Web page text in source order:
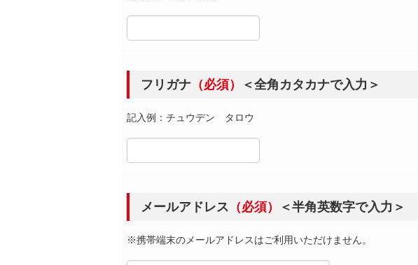
フリガナ（必須） ＜全角カタカナで入力＞
記入例：チュウデン タロウ
メールアドレス （必須） ＜半角英数字で入力＞
※携帯端末のメールアドレスはご利用いただけません。